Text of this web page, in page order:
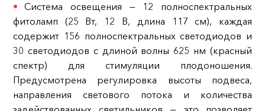
Система освещения — 12 полноспектральных
фитоламп (25 Вт, 12 В, длина 117 см), каждая
содержит 156 полноспектральных светодиодов и
30 светодиодов с длиной волны 625 нм (красный
спектр) для стимуляции плодоношения.
Предусмотрена регулировка высоты подвеса,
направления светового потока и количества